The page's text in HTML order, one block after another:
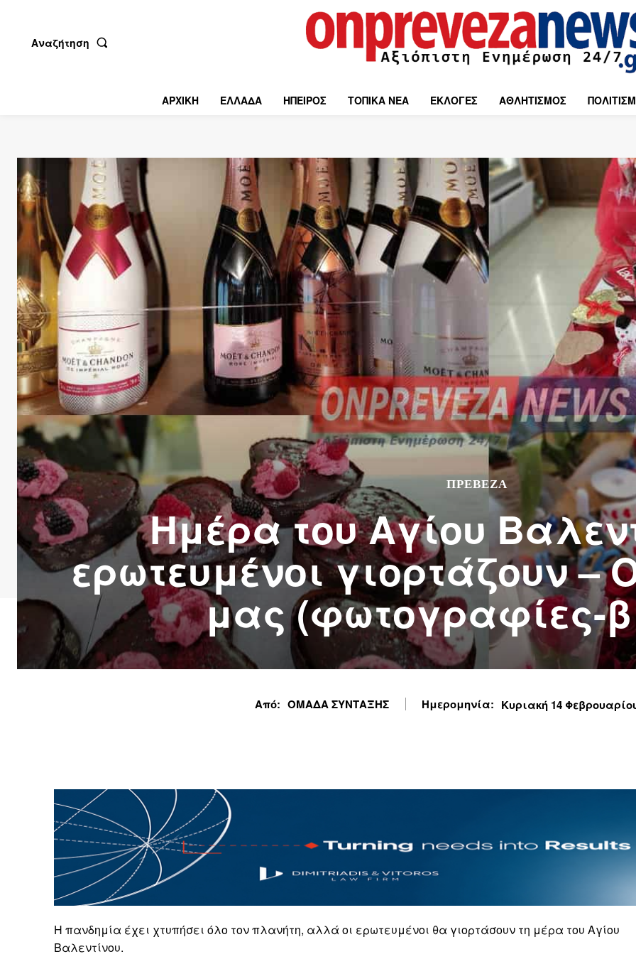
Αναζήτηση
ΑΡΧΙΚΗ ΕΛΛΑΔΑ ΗΠΕΙΡΟΣ ΤΟΠΙΚΑ ΝΕΑ ΕΚΛΟΓΕΣ ΑΘΛΗΤΙΣΜΟΣ
ΠΡΕΒΕΖΑ
Ημέρα του Αγίου
ερωτευμένοι γιορτάζουν –
μας (φωτογραφίες-
Από: ΟΜΑΔΑ ΣΥΝΤΑΞΗΣ Ημερομηνία: Κυριακή 14
Η πανδημία έχει χτυπήσει όλο τον πλανήτη, αλλά οι ερωτευμένοι θα γιορτάσουν τη μέρα του Αγίου
Βαλεντίνου.